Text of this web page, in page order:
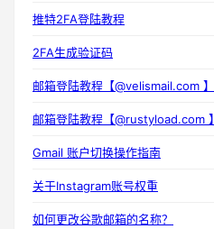
推特2FA登陆教程
2FA生成验证码
邮箱登陆教程【@velismail.com 】
邮箱登陆教程【@rustyload.com 】
Gmail 账户切换操作指南
关于Instagram账号权重
如何更改谷歌邮箱的名称？